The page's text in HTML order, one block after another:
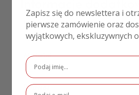
Waga
0,10 kg
Materiał
Papier
Rozmiar
Zapisz się do newslettera i
pierwsze zamówienie oraz
wyjątkowych, ekskluzywnych